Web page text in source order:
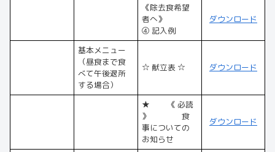
《除去食希望
者へ》
④ 記入例
ダウンロード
基本メニュー
（昼食まで食
べて午後退所
する場合）
☆ 献立表 ☆ ダウンロード
★ 《 必読
》 食
事についての
お知らせ
ダウンロード